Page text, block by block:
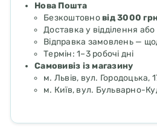
Нова Пошта
Безкоштовновід 3000
Доставка у відділення
Відправка замовлень —
Термін: 1–3 робочі дні
Самовивіз із магазину
м. Львів, вул. Городоцька,
м. Київ, вул. Бульварно-